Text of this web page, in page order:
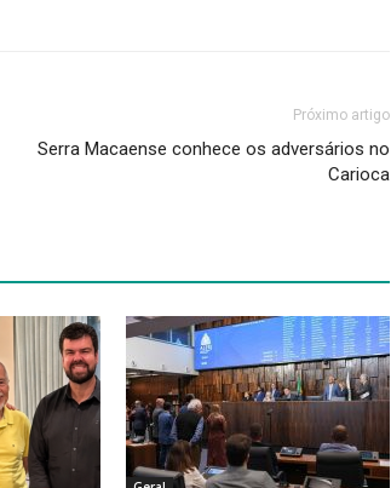
Próximo artigo
Serra Macaense conhece os adversários no
Carioca